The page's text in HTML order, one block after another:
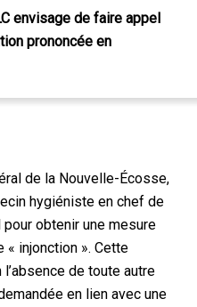
envisage de faire appel
prononcée en
de la Nouvelle-Écosse,
hygiéniste en chef de
obtenir une mesure
injonction ». Cette
de toute autre
en lien avec une